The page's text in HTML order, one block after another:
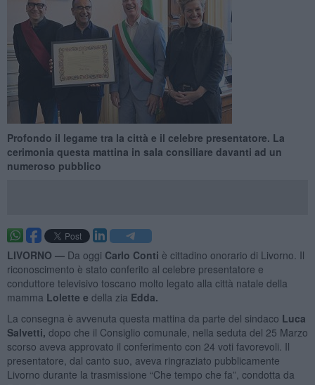
Profondo il legame tra la città e il celebre presentatore. La
cerimonia questa mattina in sala consiliare davanti ad un
numeroso pubblico
LIVORNO — Da oggi Carlo Conti è cittadino onorario di Livorno. Il
riconoscimento è stato conferito al celebre presentatore e
conduttore televisivo toscano molto legato alla città natale della
mamma Lolette e della zia Edda.
La consegna è avvenuta questa mattina da parte del sindaco Luca
Salvetti, dopo che il Consiglio comunale, nella seduta del 25 Marzo
scorso aveva approvato il conferimento con 24 voti favorevoli. Il
presentatore, dal canto suo, aveva ringraziato pubblicamente
Livorno durante la trasmissione “Che tempo che fa”, condotta da